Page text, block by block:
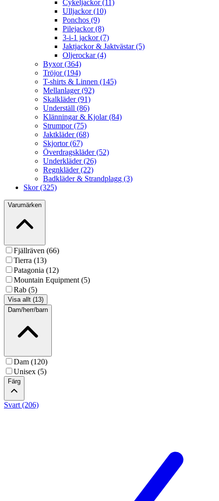
Cykeljackor (11)
Ulljackor (10)
Ponchos (9)
Pilejackor (8)
3-i-1 jackor (7)
Jaktjackor & Jaktvästar (5)
Oljerockar (4)
Byxor (364)
Tröjor (194)
T-shirts & Linnen (145)
Mellanlager (92)
Skalkläder (91)
Underställ (86)
Klänningar & Kjolar (84)
Strumpor (75)
Jaktkläder (68)
Skjortor (67)
Överdragskläder (52)
Underkläder (26)
Regnkläder (22)
Badkläder & Strandplagg (3)
Skor (325)
Varumärken
Fjällräven (66)
Tierra (13)
Patagonia (12)
Mountain Equipment (5)
Rab (5)
Visa allt (13)
Dam/herr/barn
Dam (120)
Unisex (5)
Färg
Svart (206)